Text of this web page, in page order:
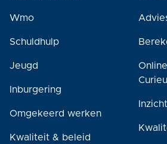
Wmo
Schuldhulp
Jeugd
Inburgering
Omgekeerd werken
Kwaliteit & beleid